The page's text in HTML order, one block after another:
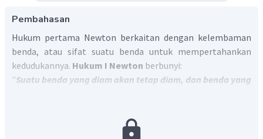
Pembahasan
Hukum pertama Newton berkaitan dengan kelembaman
benda, atau sifat suatu benda untuk mempertahankan
kedudukannya. Hukum I Newton berbunyi:
"Suatu benda yang diam akan tetap diam, dan benda yang